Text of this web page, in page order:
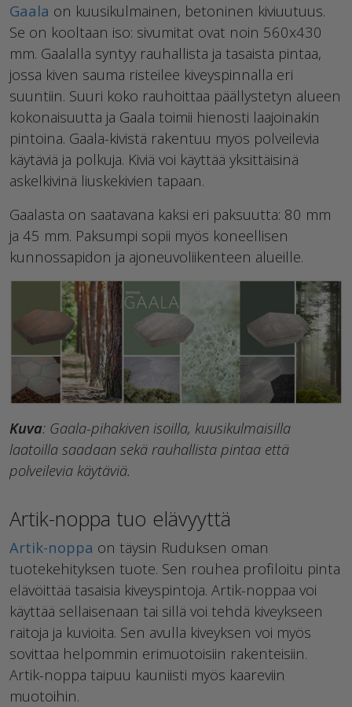
Gaala on kuusikulmainen, betoninen kiviuutuus.
Se on kooltaan iso: sivumitat ovat noin 560x430
mm. Gaalalla syntyy rauhallista ja tasaista pintaa,
jossa kiven sauma risteilee kiveyspinnalla eri
suuntiin. Suuri koko rauhoittaa päällystetyn alueen
kokonaisuutta ja Gaala toimii hienosti laajoinakin
pintoina. Gaala-kivistä rakentuu myös polveilevia
käytäviä ja polkuja. Kiviä voi käyttää yksittäisinä
askelkivinä liuskekivien tapaan.
Gaalasta on saatavana kaksi eri paksuutta: 80 mm
ja 45 mm. Paksumpi sopii myös koneellisen
kunnossapidon ja ajoneuvoliikenteen alueille.
Kuva: Gaala-pihakiven isoilla, kuusikulmaisilla
laatoilla saadaan sekä rauhallista pintaa että
polveilevia käytäviä.
Artik-noppa tuo elävyyttä
Artik-noppa on täysin Ruduksen oman
tuotekehityksen tuote. Sen rouhea profiloitu pinta
elävöittää tasaisia kiveyspintoja. Artik-noppaa voi
käyttää sellaisenaan tai sillä voi tehdä kiveykseen
raitoja ja kuvioita. Sen avulla kiveyksen voi myös
sovittaa helpommin erimuotoisiin rakenteisiin.
Artik-noppa taipuu kauniisti myös kaareviin
muotoihin.